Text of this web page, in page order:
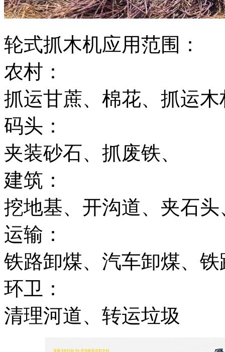
轮式抓木机应用范围：
农村：
抓运甘蔗、棉花、抓运
码头：
夹装砂石、抓废铁、
建筑：
挖地基、开沟道、夹石
运输：
铁路卸煤、汽车卸煤、
环卫：
清理河道、转运垃圾